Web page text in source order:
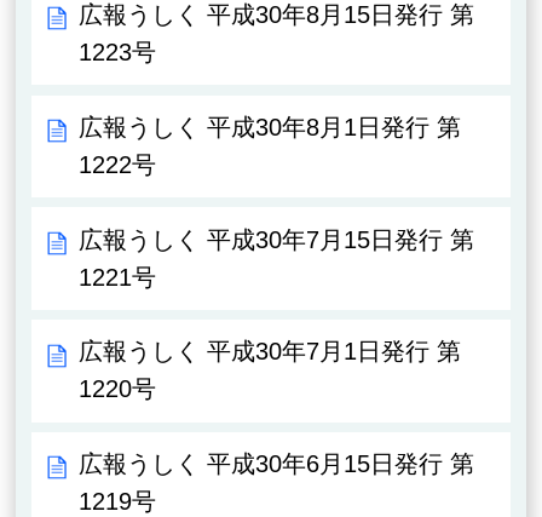
広報うしく 平成30年8月15日発行 第
1223号
広報うしく 平成30年8月1日発行 第
1222号
広報うしく 平成30年7月15日発行 第
1221号
広報うしく 平成30年7月1日発行 第
1220号
広報うしく 平成30年6月15日発行 第
1219号